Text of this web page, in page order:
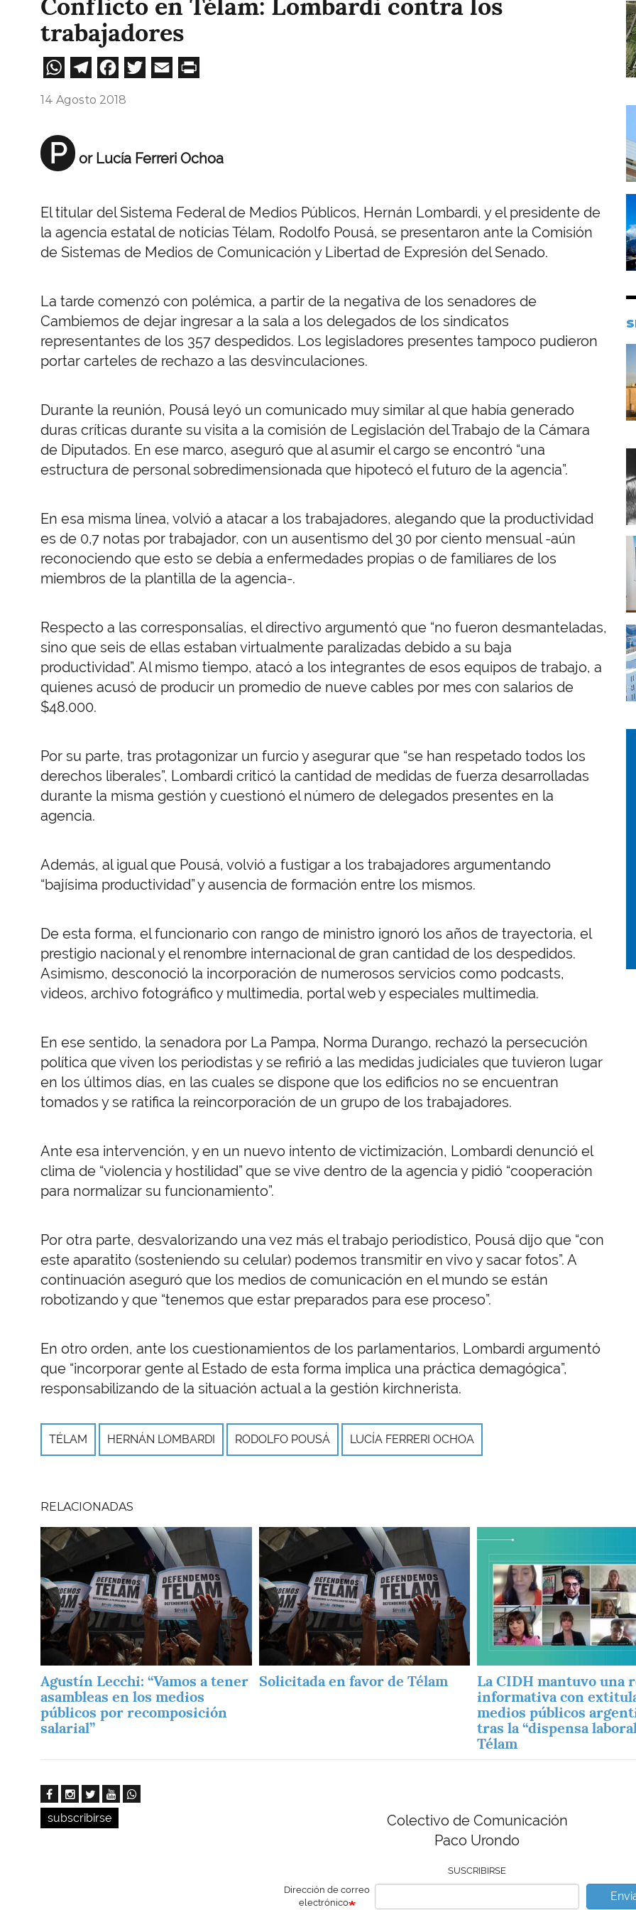
Conflicto en Télam: Lombardi contra los
trabajadores
WhatsApp
Telegram
Facebook
Twitter
Email
14 Agosto 2018
P or Lucía Ferreri Ochoa
El titular del Sistema Federal de Medios Públicos, Hernán Lombardi, y el presidente de
la agencia estatal de noticias Télam, Rodolfo Pousá, se presentaron ante la Comisión
de Sistemas de Medios de Comunicación y Libertad de Expresión del Senado.
La tarde comenzó con polémica, a partir de la negativa de los senadores de
Cambiemos de dejar ingresar a la sala a los delegados de los sindicatos
representantes de los 357 despedidos. Los legisladores presentes tampoco pudieron
portar carteles de rechazo a las desvinculaciones.
Durante la reunión, Pousá leyó un comunicado muy similar al que había generado
duras críticas durante su visita a la comisión de Legislación del Trabajo de la Cámara
de Diputados. En ese marco, aseguró que al asumir el cargo se encontró “una
estructura de personal sobredimensionada que hipotecó el futuro de la agencia”.
En esa misma línea, volvió a atacar a los trabajadores, alegando que la productividad
es de 0,7 notas por trabajador, con un ausentismo del 30 por ciento mensual -aún
reconociendo que esto se debía a enfermedades propias o de familiares de los
miembros de la plantilla de la agencia-.
Respecto a las corresponsalías, el directivo argumentó que “no fueron desmanteladas,
sino que seis de ellas estaban virtualmente paralizadas debido a su baja
productividad”. Al mismo tiempo, atacó a los integrantes de esos equipos de trabajo, a
quienes acusó de producir un promedio de nueve cables por mes con salarios de
$48.000.
Por su parte, tras protagonizar un furcio y asegurar que “se han respetado todos los
derechos liberales”, Lombardi criticó la cantidad de medidas de fuerza desarrolladas
durante la misma gestión y cuestionó el número de delegados presentes en la
agencia.
Además, al igual que Pousá, volvió a fustigar a los trabajadores argumentando
“bajísima productividad” y ausencia de formación entre los mismos.
De esta forma, el funcionario con rango de ministro ignoró los años de trayectoria, el
prestigio nacional y el renombre internacional de gran cantidad de los despedidos.
Asimismo, desconoció la incorporación de numerosos servicios como podcasts,
videos, archivo fotográfico y multimedia, portal web y especiales multimedia.
En ese sentido, la senadora por La Pampa, Norma Durango, rechazó la persecución
política que viven los periodistas y se refirió a las medidas judiciales que tuvieron lugar
en los últimos días, en las cuales se dispone que los edificios no se encuentran
tomados y se ratifica la reincorporación de un grupo de los trabajadores.
Ante esa intervención, y en un nuevo intento de victimización, Lombardi denunció el
clima de “violencia y hostilidad” que se vive dentro de la agencia y pidió “cooperación
para normalizar su funcionamiento”.
Por otra parte, desvalorizando una vez más el trabajo periodístico, Pousá dijo que “con
este aparatito (sosteniendo su celular) podemos transmitir en vivo y sacar fotos”. A
continuación aseguró que los medios de comunicación en el mundo se están
robotizando y que “tenemos que estar preparados para ese proceso”.
En otro orden, ante los cuestionamientos de los parlamentarios, Lombardi argumentó
que “incorporar gente al Estado de esta forma implica una práctica demagógica”,
responsabilizando de la situación actual a la gestión kirchnerista.
TÉLAM HERNÁN LOMBARDI RODOLFO POUSÁ LUCÍA FERRERI OCHOA
RELACIONADAS
Imagen
Agustín Lecchi: “Vamos a tener
asambleas en los medios
públicos por recomposición
salarial”
Imagen
Solicitada en favor de Télam
La CIDH mantuvo una
informativa con
medios públicos
tras la “dispensa
Télam
subscribirse
Colectivo de Comunicación
Paco Urondo
SUSCRIBIRSE
Dirección de correo
electrónico